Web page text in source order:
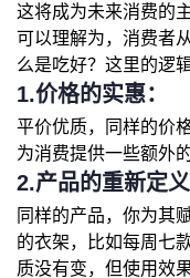
这将成为未来消费的
可以理解为，消费者
么是吃好？这里的逻
1.价格的实惠：
平价优质，同样的价
为消费提供一些额外
2.产品的重新定义
同样的产品，你为其
的衣架，比如每周七
质没有变，但使用效